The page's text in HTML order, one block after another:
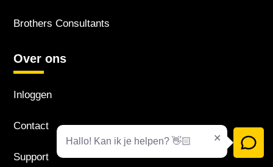
Brothers Consultants
Over ons
Inloggen
Contact
Support
Hallo! Kan ik je helpen? 👋🏻